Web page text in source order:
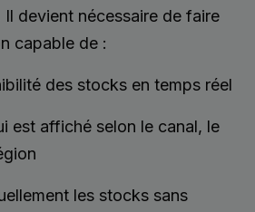
devient nécessaire de faire
capable de :
des stocks en temps réel
est affiché selon le canal, le
les stocks sans